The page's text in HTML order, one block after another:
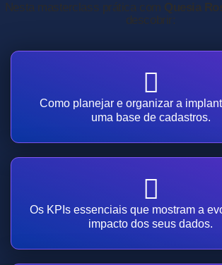
Nesta masterclass prática com Quesia
descobrir:
Como planejar e organizar a
uma base de cadastros.
Os KPIs essenciais que mostram a
impacto dos seus dados.